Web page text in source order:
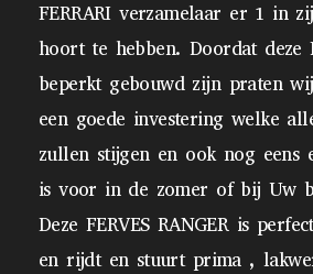
FERRARI verzamelaar er 1 in
hoort te hebben. Doordat deze
beperkt gebouwd zijn praten
een goede investering welke
zullen stijgen en ook nog eens
is voor in de zomer of bij Uw
Deze FERVES RANGER is
en rijdt en stuurt prima ,